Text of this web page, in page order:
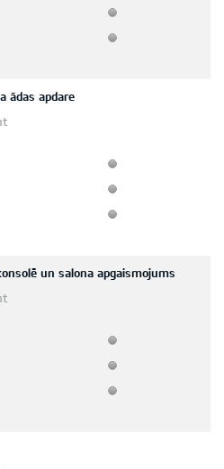
ādas apdare
un salona apgaismojums